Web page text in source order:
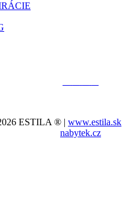
ESTILA ® |www.estila.sk
nabytek.cz